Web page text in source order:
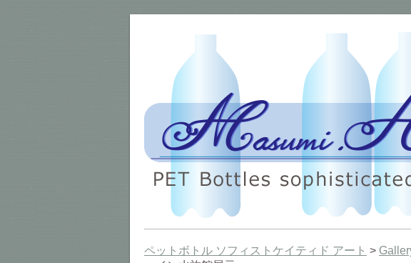
ペットボトル ソフィストケイティド アート >